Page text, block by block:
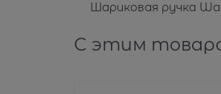
Шариковая ручка
С этим